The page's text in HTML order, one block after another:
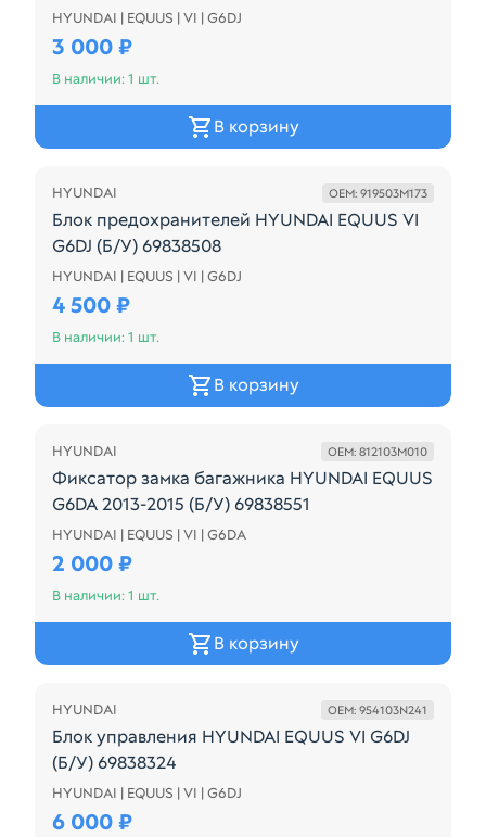
РЕСТАЙЛ
HYUNDAI | EQUUS | VI | G6DJ
3 000 ₽
В наличии: 1 шт.
В корзину
HYUNDAI OEM: 919503M173
Блок предохранителей HYUNDAI EQUUS VI
G6DJ (Б/У) 69838508
919503M173
HYUNDAI | EQUUS | VI | G6DJ
4 500 ₽
В наличии: 1 шт.
В корзину
HYUNDAI OEM: 812103M010
Фиксатор замка багажника HYUNDAI EQUUS
G6DA 2013-2015 (Б/У) 69838551
HYUNDAI EQUUS G6DA 2013-2015 РЕСТАЙЛ
HYUNDAI | EQUUS | VI | G6DA
2 000 ₽
В наличии: 1 шт.
В корзину
HYUNDAI OEM: 954103N241
Блок управления HYUNDAI EQUUS VI G6DJ
(Б/У) 69838324
954103N241 Блок Управления Системой
HYUNDAI | EQUUS | VI | G6DJ
6 000 ₽